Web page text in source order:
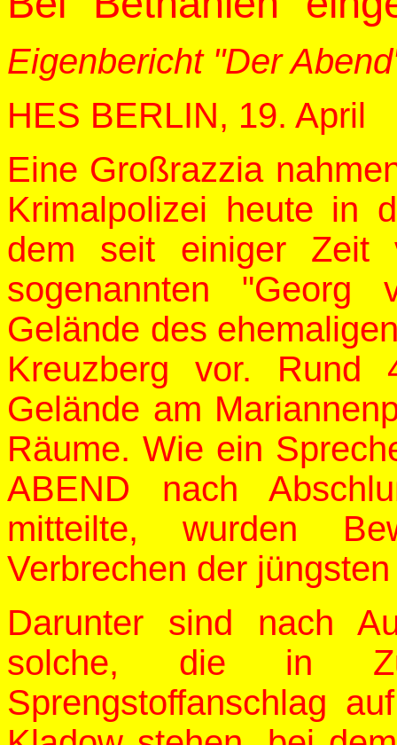
Eigenbericht "Der
HES BERLIN, 19. April
Eine Großrazzia
Krimalpolizei heute in
dem seit einiger Zeit
sogenannten "Georg
Gelände des
Kreuzberg vor. Rund
Gelände am
Räume. Wie ein
ABEND nach
mitteilte, wurden
Verbrechen der
Darunter sind nach
solche, die in
Sprengstoffanschlag